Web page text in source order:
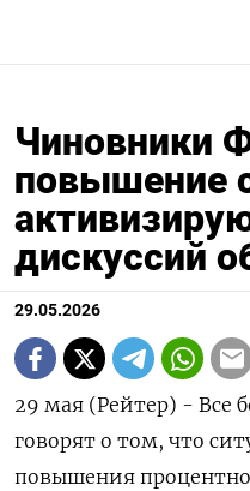
Чиновники
повышение
дискуссий
29.05.2026
29 мая (Рейтер) - Все
говорят о том, что
повышения